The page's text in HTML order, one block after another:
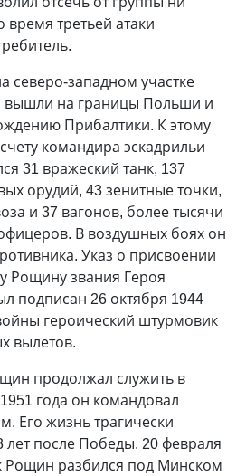
время третьей атаки
северо-западном участке
вы­шли на границы Польши и
Прибалтики. К этому
командира эскадрильи
31 вражеский танк, 137
орудий, 43 зенитные точки,
и 37 вагонов, более тысячи
В воздушных боях он
Указ о присвоении
Рощину звания Героя
подписан 26 октября 1944
героический штурмовик
вылетов.
продолжал служить в
года он командовал
Его жизнь трагически
лет после Победы. 20 февраля
Рощин разбился под Минском